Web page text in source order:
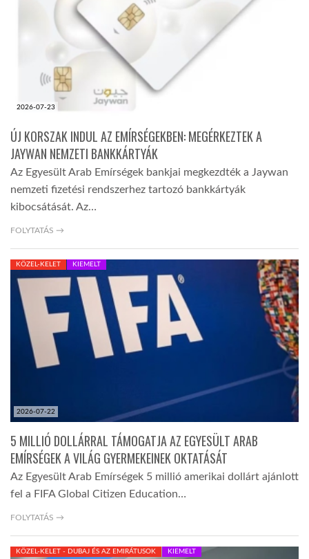
2026-07-23
ÚJ KORSZAK INDUL AZ EMÍRSÉGEKBEN: MEGÉRKEZTEK A
JAYWAN NEMZETI BANKKÁRTYÁK
Az Egyesült Arab Emírségek bankjai megkezdték a Jaywan
nemzeti fizetési rendszerhez tartozó bankkártyák
kibocsátását. Az…
FOLYTATÁS →
2026-07-22
KÖZEL-KELET KIEMELT
5 MILLIÓ DOLLÁRRAL TÁMOGATJA AZ EGYESÜLT ARAB
EMÍRSÉGEK A VILÁG GYERMEKEINEK OKTATÁSÁT
Az Egyesült Arab Emírségek 5 millió amerikai dollárt ajánlott
fel a FIFA Global Citizen Education…
FOLYTATÁS →
KÖZEL-KELET - DUBAJ ÉS AZ EMIRÁTUSOK KIEMELT